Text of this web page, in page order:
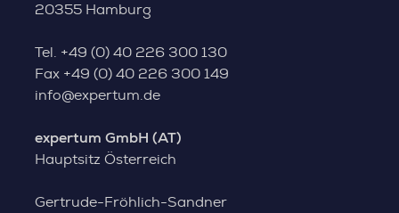
20355 Hamburg
Tel. +49 (0) 40 226 300 130
Fax +49 (0) 40 226 300 149
info@expertum.de
expertum GmbH (AT)
Hauptsitz Österreich
Gertrude-Fröhlich-Sandner